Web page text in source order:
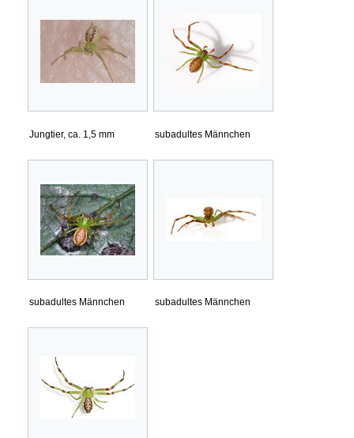
Jungtier, ca. 1,5 mm subadultes Männchen
subadultes Männchen subadultes Männchen